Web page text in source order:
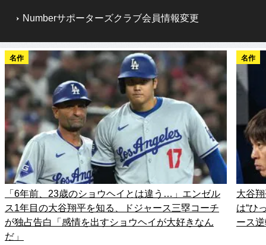
Numberサポーターズクラブ会員情報変更
名作
「6年前、23歳のショウヘイとは違う…」エンゼル
ス1年目の大谷翔平を知る、ドジャース三塁コーチ
が独占告白「感情を出すショウヘイが大好きなん
だ」
名作
大谷
は“ひ
ース